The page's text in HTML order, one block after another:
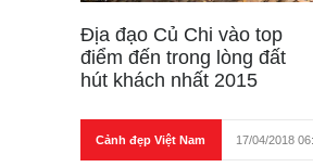
Địa đạo Củ Chi vào top
điểm đến trong lòng đất
hút khách nhất 2015
Cảnh đẹp Việt Nam 17/04/2018